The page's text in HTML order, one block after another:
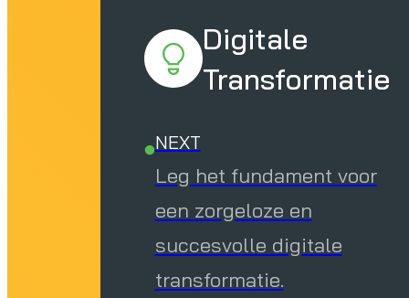
Digitale
Transformatie
NEXT
Leg het fundament voor
een zorgeloze en
succesvolle digitale
transformatie.